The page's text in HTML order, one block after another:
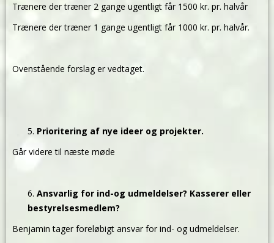
Trænere der træner 2 gange ugentligt får 1500 kr. pr. halvår
Trænere der træner 1 gange ugentligt får 1000 kr. pr. halvår.
Ovenstående forslag er vedtaget.
Prioritering af nye ideer og projekter.
Går videre til næste møde
Ansvarlig for ind-og udmeldelser? Kasserer eller
bestyrelsesmedlem?
Benjamin tager foreløbigt ansvar for ind- og udmeldelser.